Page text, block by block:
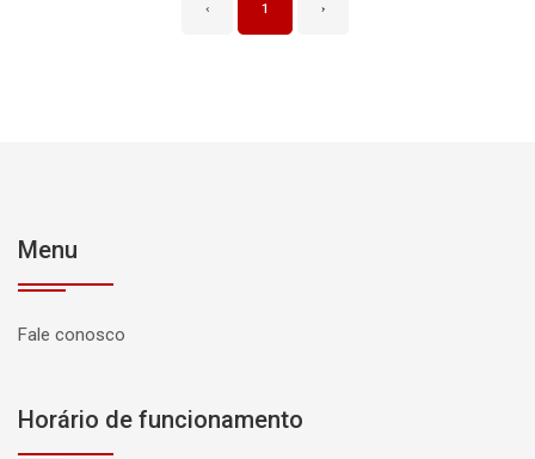
‹ 1 ›
Menu
Fale conosco
Horário de funcionamento